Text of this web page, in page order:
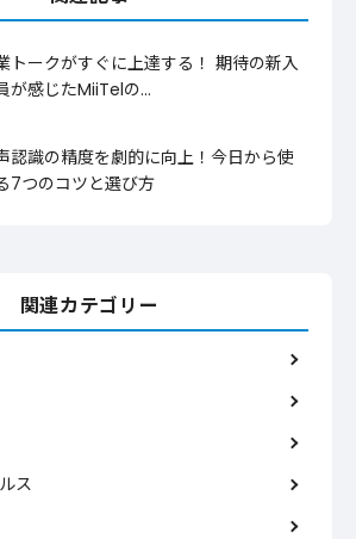
トークがすぐに上達する！ 期待の新入
が感じたMiiTelの…
認識の精度を劇的に向上！今日から使
7つのコツと選び方
関連カテゴリー
ス